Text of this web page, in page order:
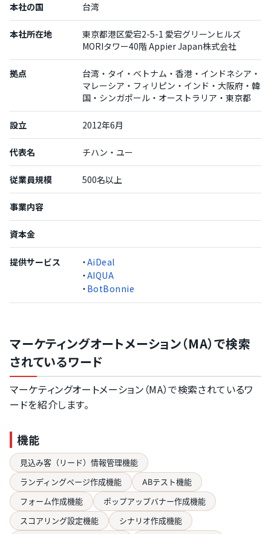
本社の国 台湾
本社所在地
東京都港区愛宕2-5-1 愛宕グリーンヒルズ
MORIタワー40階 Appier Japan株式会社
拠点
台湾・タイ・ベトナム・香港・インドネシア・
マレーシア・フィリピン・インド・大阪府・韓
国・シンガポール・オーストラリア・東京都
設立 2012年6月
代表名 チハン・ユー
従業員規模 500名以上
事業内容
資本金
提供サービス ・AiDeal
・AIQUA
・ BotBonnie
マーケティングオートメーション（MA）で検索
されているワード
マーケティングオートメーション（MA）で検索されているワ
ードを紹介します。
機能
見込み客（リード）情報管理機能
ランディングページ作成機能
ABテスト機能
フォーム作成機能
ポップアップバナー作成機能
スコアリング設定機能
シナリオ作成機能